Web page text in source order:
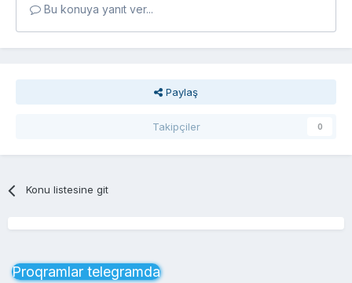
Bu konuya yanıt ver...
Paylaş
Takipçiler 0
Konu listesine git
Proqramlar telegramda